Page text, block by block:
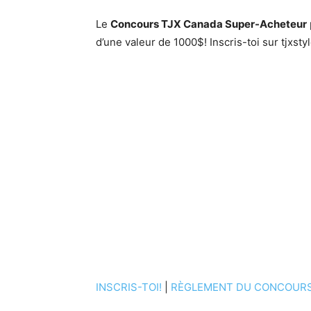
Le Concours TJX Canada Super-Acheteur
d’une valeur de 1000$! Inscris-toi sur
INSCRIS-TOI! RÈGLEMENT DU